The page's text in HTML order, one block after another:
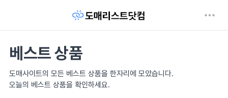
베스트 상품
도매사이트의 모든 베스트 상품을 한자리에 모았습니다.
오늘의 베스트 상품을 확인하세요.